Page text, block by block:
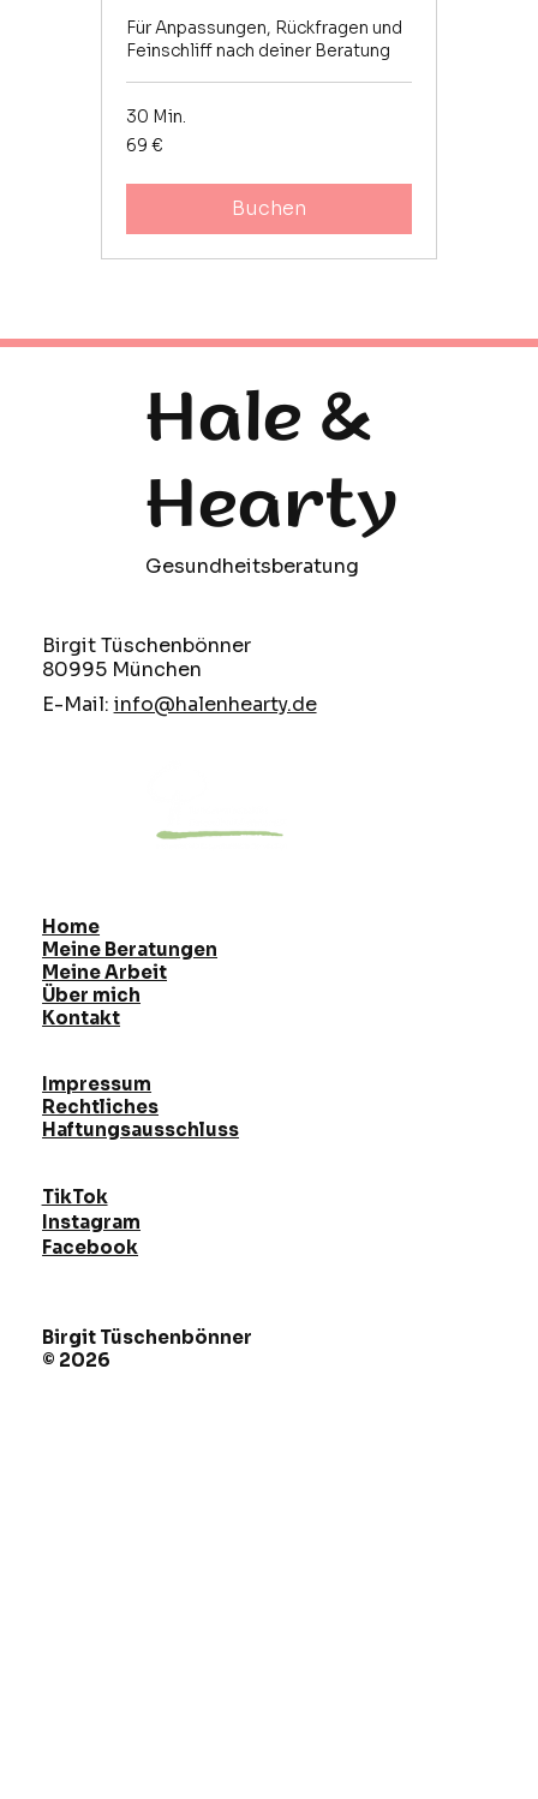
Für Anpassungen, Rückfragen und
Feinschliff nach deiner Beratung
30 Min.
69
Euro
69 €
Buchen
Hale &
Hearty
Gesundheitsberatung
Birgit Tüschenbönner
80995 München
E-Mail: info@halenhearty.de
Home
Meine Beratungen
Meine Arbeit
Über mich
Kontakt
Impressum
Rechtliches
Haftungsausschluss
TikTok
Instagram
Facebook
Birgit Tüschenbönner
© 2026